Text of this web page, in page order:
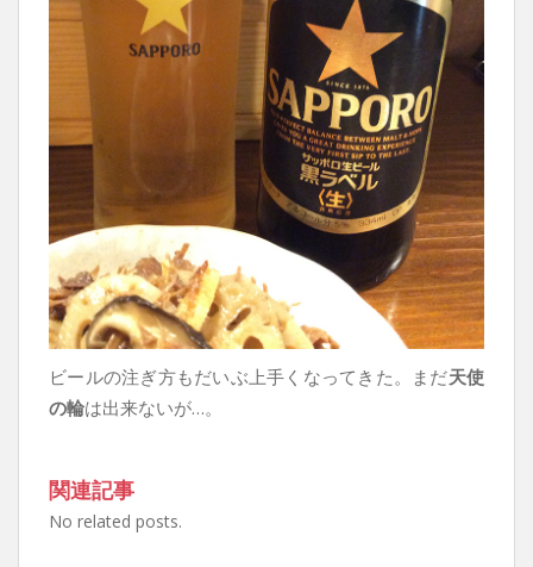
ビールの注ぎ方もだいぶ上手くなってきた。まだ天使
の輪は出来ないが…。
関連記事
No related posts.